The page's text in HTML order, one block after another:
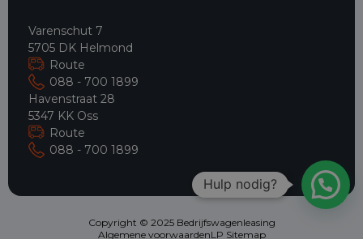
Varenschut 7
5705 DK Helmond
Route
088 - 700 1899
Havenstraat 28
5347 KK Oss
Route
088 - 700 1899
Copyright © 2025 Bedrijfswagenleasing
Algemene voorwaardenLP Sitemap
Hulp nodig?